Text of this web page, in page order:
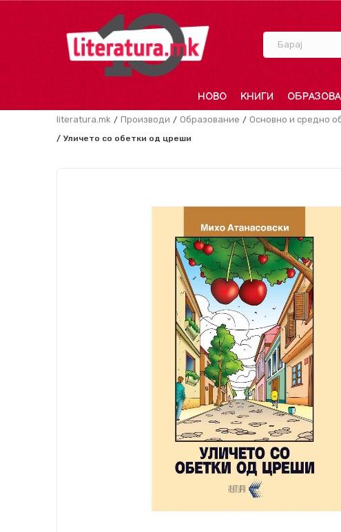
Барај
НОВО КНИГИ
literatura.mk Производи Образование Основно и средно
Уличето со обетки од цреши